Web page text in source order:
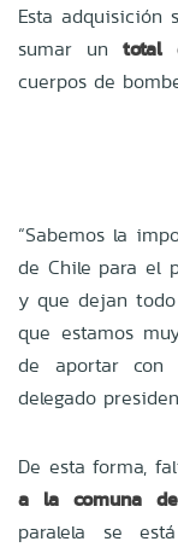
Esta adquisición
sumar un total
cuerpos de
“Sabemos la
de Chile para el
y que dejan
que estamos
de aportar con
delegado
De esta forma,
a la comuna
paralela se